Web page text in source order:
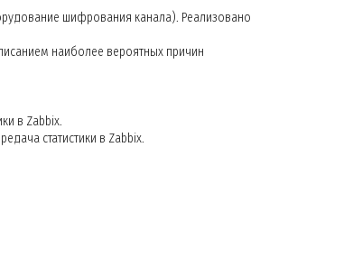
шифрования канала). Реализовано
наиболее вероятных причин
в Zabbix.
статистики в Zabbix.